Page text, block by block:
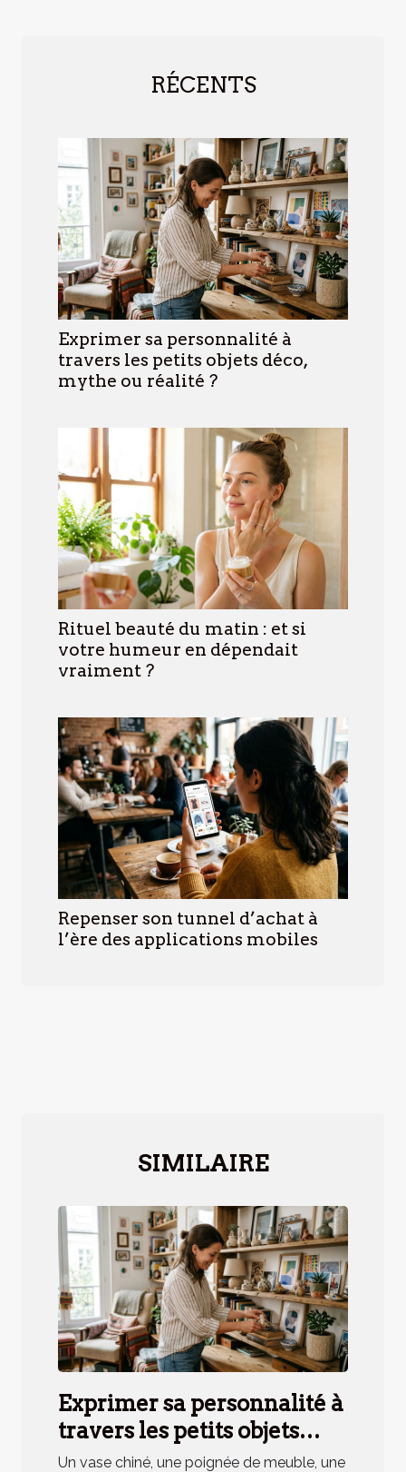
RÉCENTS
Exprimer sa personnalité à
travers les petits objets déco,
mythe ou réalité ?
Rituel beauté du matin : et si
votre humeur en dépendait
vraiment ?
Repenser son tunnel d’achat à
l’ère des applications mobiles
SIMILAIRE
Exprimer sa personnalité à
travers les petits objets
déco, mythe ou réalité ?
Un vase chiné, une poignée de meuble, une